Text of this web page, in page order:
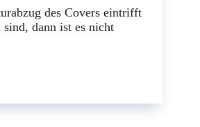
des Covers eintrifft
dann ist es nicht